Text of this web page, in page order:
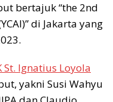
bertajuk “the 2nd
di Jakarta yang
St. Ignatius Loyola
yakni Susi Wahyu